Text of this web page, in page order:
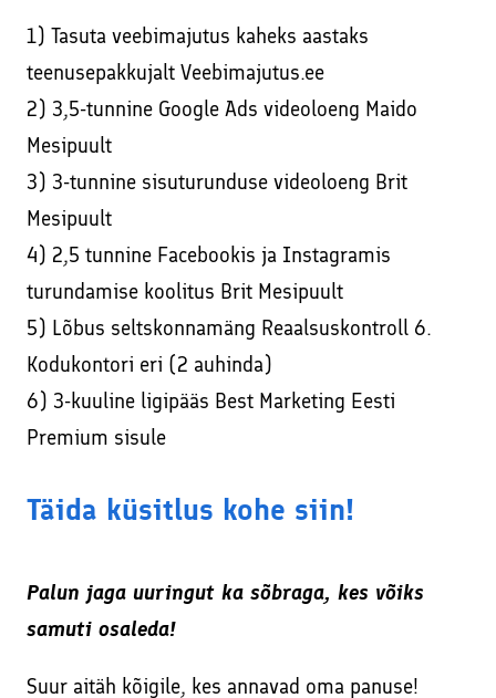
1) Tasuta veebimajutus kaheks aastaks
teenusepakkujalt Veebimajutus.ee
2) 3,5-tunnine Google Ads videoloeng Maido
Mesipuult
3) 3-tunnine sisuturunduse videoloeng Brit
Mesipuult
4) 2,5 tunnine Facebookis ja Instagramis
turundamise koolitus Brit Mesipuult
5) Lõbus seltskonnamäng Reaalsuskontroll 6.
Kodukontori eri (2 auhinda)
6) 3-kuuline ligipääs Best Marketing Eesti
Premium sisule
Täida küsitlus kohe siin!
Palun jaga uuringut ka sõbraga, kes võiks
samuti osaleda!
Suur aitäh kõigile, kes annavad oma panuse!